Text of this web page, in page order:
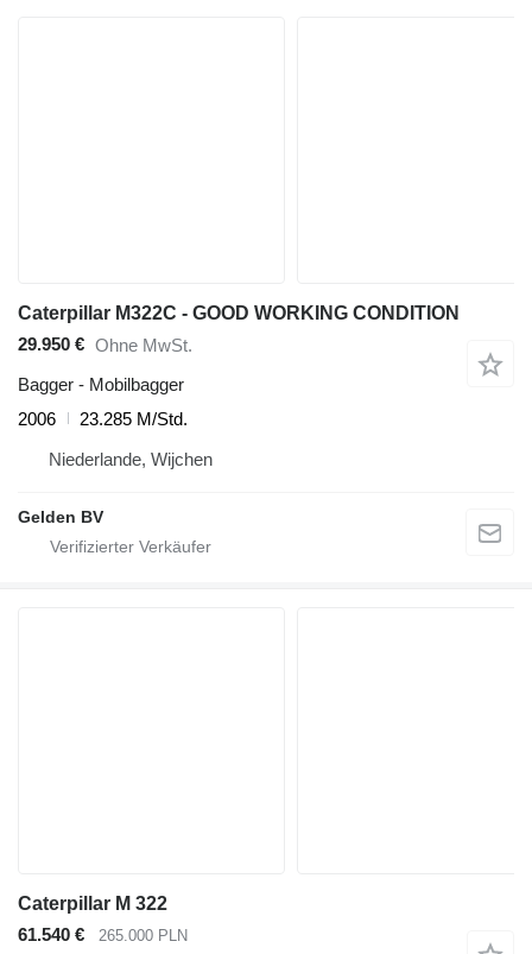
Caterpillar M322C - GOOD WORKING CONDITION
29.950 € Ohne MwSt.
Bagger - Mobilbagger
2006
23.285 M/Std.
Niederlande, Wijchen
Gelden BV
Caterpillar M 322
61.540 €
265.000 PLN